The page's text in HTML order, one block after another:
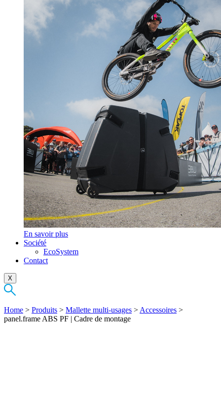
En savoir plus
Société
EcoSystem
Contact
X
Home > Produits > Mallette multi-usages > Accessoires >
panel.frame ABS PF | Cadre de montage